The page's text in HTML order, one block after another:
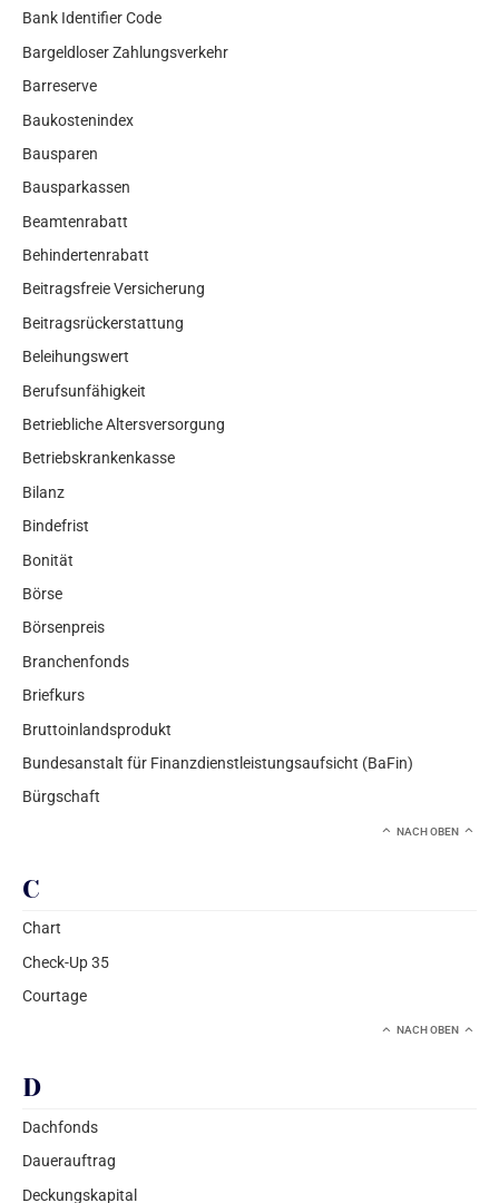
Bank Identifier Code
Bargeldloser Zahlungsverkehr
Barreserve
Baukostenindex
Bausparen
Bausparkassen
Beamtenrabatt
Behindertenrabatt
Beitragsfreie Versicherung
Beitragsrückerstattung
Beleihungswert
Berufsunfähigkeit
Betriebliche Altersversorgung
Betriebskrankenkasse
Bilanz
Bindefrist
Bonität
Börse
Börsenpreis
Branchenfonds
Briefkurs
Bruttoinlandsprodukt
Bundesanstalt für Finanzdienstleistungsaufsicht (BaFin)
Bürgschaft
NACH OBEN
C
Chart
Check-Up 35
Courtage
NACH OBEN
D
Dachfonds
Dauerauftrag
Deckungskapital